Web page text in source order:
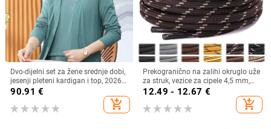
Dvo-dijelni set za žene srednje dobi,
jesenji pleteni kardigan i top, 2026
novi model
90.91 €
add_shopping_cart
Prekogranično na zalihi okruglo uže
za struk, vezice za cipele 4,5 mm,
okrugle vezice za vanjske sportove,
tkane okrugle vezice za remen,
džemper, uže za kapu, uže za hlače
12.49 - 12.67 €
add_shopping_cart